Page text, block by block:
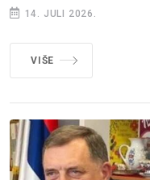
14. JULI 2026.
VIŠE